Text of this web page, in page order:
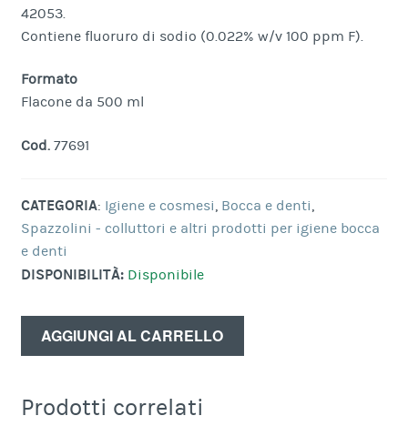
42053.
Contiene fluoruro di sodio (0.022% w/v 100 ppm F).
Formato
Flacone da 500 ml
Cod.77691
CATEGORIA: Igiene e cosmesi Bocca e denti
Spazzolini - colluttori e altri prodotti per igiene bocca
e denti
DISPONIBILITÀ: Disponibile
AGGIUNGI AL CARRELLO
Prodotti correlati